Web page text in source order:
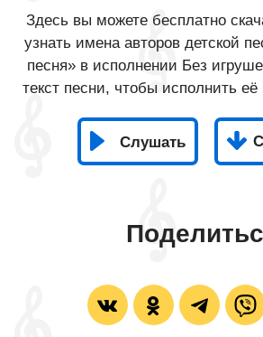
Здесь вы можете бесплатно
узнать имена авторов детской
песня» в исполнении Без
текст песни, чтобы исполнить
Слушать